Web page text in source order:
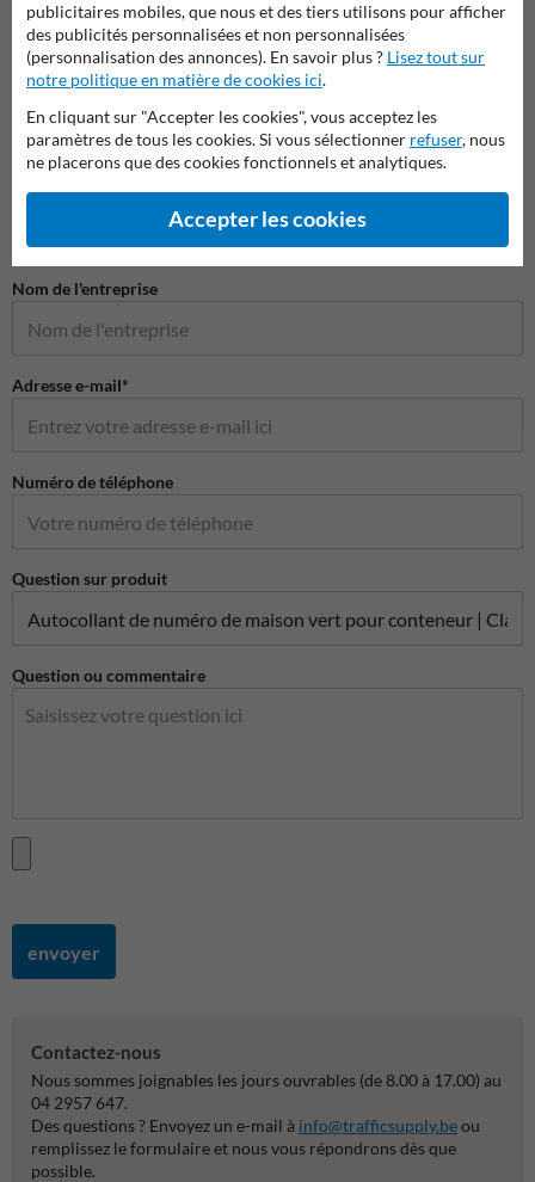
Poser votre question à NumeroMaison.be
Nom*
Nom de l'entreprise
Adresse e-mail*
Numéro de téléphone
Question sur produit
Question ou commentaire
envoyer
Contactez-nous
Nous sommes joignables les jours ouvrables (de 8.00 à 17.00) au
04 2957 647.
Des questions ? Envoyez un e-mail à info@trafficsupply.beou
remplissez le formulaire et nous vous répondrons dès que
possible.
publicitaires mobiles, que nous et des tiers utilisons pour afficher
des publicités personnalisées et non personnalisées
(personnalisation des annonces). En savoir plus ? Lisez tout sur
notre politique en matière de cookies ici.
En cliquant sur "Accepter les cookies", vous acceptez les
paramètres de tous les cookies. Si vous sélectionner refuser, nous
ne placerons que des cookies fonctionnels et analytiques.
Accepter les cookies